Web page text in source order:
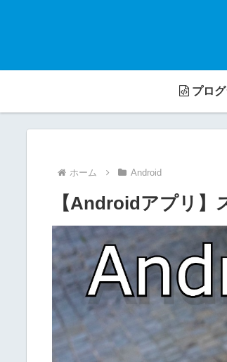
プロ
ホーム Android
【Androidアプリ】